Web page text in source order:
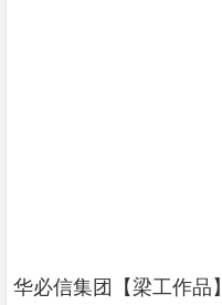
华必信集团【梁工作品】